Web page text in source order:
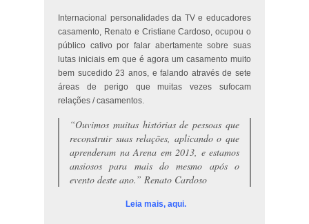
Internacional personalidades da TV e educadores
casamento, Renato e Cristiane Cardoso, ocupou o
público cativo por falar abertamente sobre suas
lutas iniciais em que é agora um casamento muito
bem sucedido 23 anos, e falando através de sete
áreas de perigo que muitas vezes sufocam
relações / casamentos.
“Ouvimos muitas histórias de pessoas que
reconstruir suas relações, aplicando o que
aprenderam na Arena em 2013, e estamos
ansiosos para mais do mesmo após o
evento deste ano.” Renato Cardoso
Leia mais, aqui.